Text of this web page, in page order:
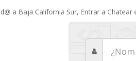
a Baja California Sur, Entrar a